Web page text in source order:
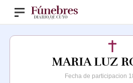
MARIA LUZ
Fecha de participacion